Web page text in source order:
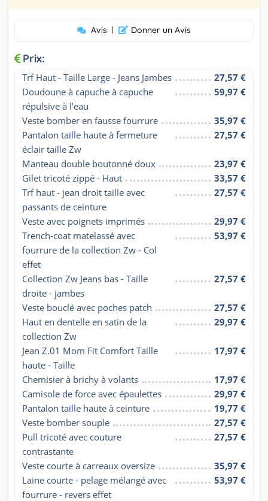
Avis | Donner un Avis
Prix:
Trf Haut - Taille Large - Jeans Jambes
27,57 €
Doudoune à capuche à capuche
répulsive à l’eau
59,97 €
Veste bomber en fausse fourrure
35,97 €
Pantalon taille haute à fermeture
éclair taille Zw
27,57 €
Manteau double boutonné doux
23,97 €
Gilet tricoté zippé - Haut
33,57 €
Trf haut - jean droit taille avec
passants de ceinture
27,57 €
Veste avec poignets imprimés
29,97 €
Trench-coat matelassé avec
fourrure de la collection Zw - Col
effet
53,97 €
Collection Zw Jeans bas - Taille
droite - jambes
27,57 €
Veste bouclé avec poches patch
27,57 €
Haut en dentelle en satin de la
collection Zw
29,97 €
Jean Z.01 Mom Fit Comfort Taille
haute - Taille
17,97 €
Chemisier à brichy à volants
17,97 €
Camisole de force avec épaulettes
29,97 €
Pantalon taille haute à ceinture
19,77 €
Veste bomber souple
27,57 €
Pull tricoté avec couture
contrastante
27,57 €
Veste courte à carreaux oversize
35,97 €
Laine courte - pelage mélangé avec
fourrure - revers effet
53,97 €